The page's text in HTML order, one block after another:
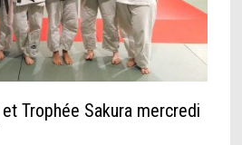
Trophée Sakura mercredi